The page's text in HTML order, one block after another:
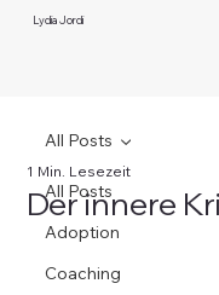
Lydia Jordi
All Posts
Adoption
Coaching
All Posts
Der innere
1 Min. Lesezeit